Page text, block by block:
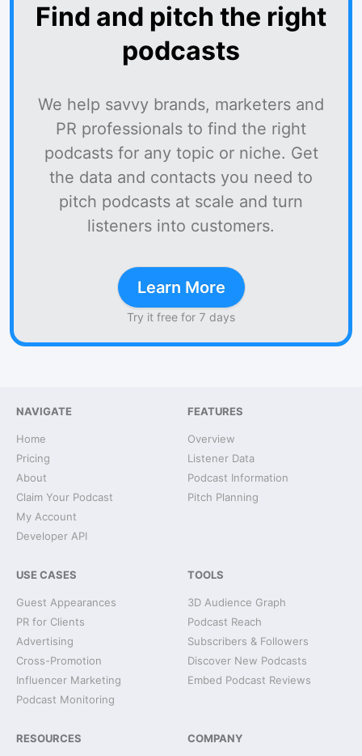
Find and pitch the right
podcasts
We help savvy brands, marketers and
PR professionals to find the right
podcasts for any topic or niche. Get
the data and contacts you need to
pitch podcasts at scale and turn
listeners into customers.
Learn More
Try it free for 7 days
NAVIGATE
Home
Pricing
About
Claim Your Podcast
My Account
Developer API
FEATURES
Overview
Listener Data
Podcast Information
Pitch Planning
USE CASES
Guest Appearances
PR for Clients
Advertising
Cross-Promotion
Influencer Marketing
Podcast Monitoring
TOOLS
3D Audience Graph
Podcast Reach
Subscribers & Followers
Discover New Podcasts
Embed Podcast Reviews
RESOURCES COMPANY